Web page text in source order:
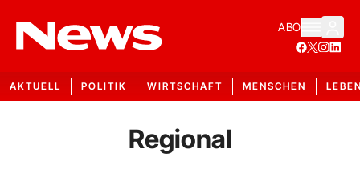
ABO
AKTUELL POLITIK WIRTSCHAFT MENSCHEN
Regional